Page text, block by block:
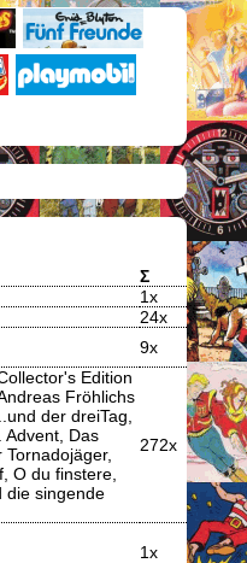
Σ
1x
24x
9x
Edition
Fröhlichs
der dreiTag,
Advent, Das
O du finstere,
die singende
272x
1x